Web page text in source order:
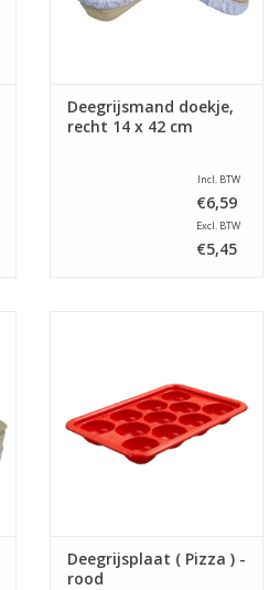
Deegrijsmand doekje,
recht 14 x 42 cm
Incl. BTW
€6,59
Excl. BTW
€5,45
Deegrijsplaat ( Pizza ) -
rood